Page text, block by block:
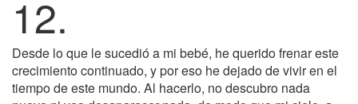
12.
Desde lo que le sucedió a mi bebé, he querido frenar este
crecimiento continuado, y por eso he dejado de vivir en el
tiempo de este mundo. Al hacerlo, no descubro nada